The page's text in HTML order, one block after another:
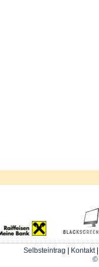
Selbsteintrag Kontakt
©